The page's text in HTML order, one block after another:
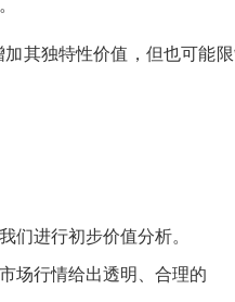
其独特性价值，但也可能
们进行初步价值分析。
场行情给出透明、合理的